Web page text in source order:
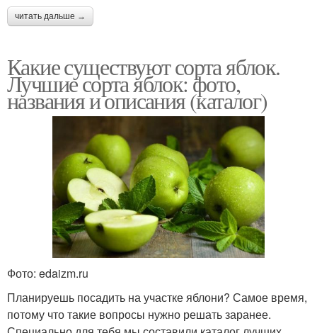
читать дальше →
Какие существуют сорта яблок.
Лучшие сорта яблок: фото,
названия и описания (каталог)
Фото: edaizm.ru
Планируешь посадить на участке яблони? Самое время,
потому что такие вопросы нужно решать заранее.